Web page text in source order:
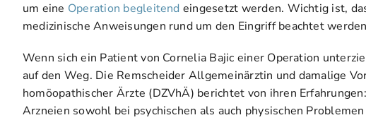
um eine Operation begleitend eingesetzt werden. Wichtig ist,
medizinische Anweisungen rund um den Eingriff beachtet
Wenn sich ein Patient von Cornelia Bajic einer Operation
auf den Weg. Die Remscheider Allgemeinärztin und damalige
homöopathischer Ärzte (DZVhÄ) berichtet von ihren
Arzneien sowohl bei psychischen als auch physischen